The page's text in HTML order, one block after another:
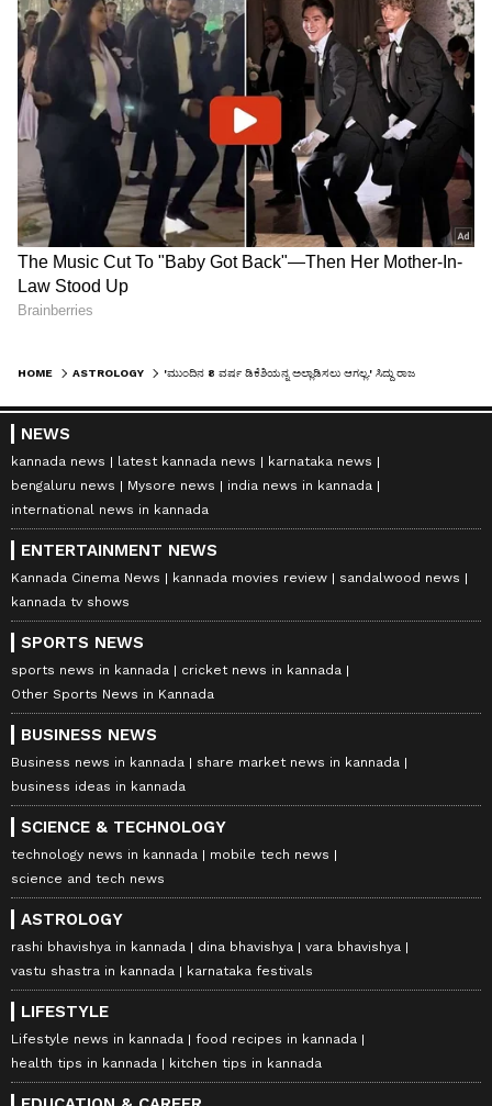
HOME ASTROLOGY
NEWS
kannada news latest kannada news
karnataka news
bengaluru news
Mysore news
india news in kannada
international news in kannada
ENTERTAINMENT NEWS
Kannada Cinema News kannada movies review
sandalwood news
kannada tv shows
SPORTS NEWS
sports news in kannada
cricket news in kannada
Other Sports News in Kannada
BUSINESS NEWS
Business news in kannada
share market news in kannada
business ideas in kannada
SCIENCE & TECHNOLOGY
technology news in kannada
mobile tech news
science and tech news
ASTROLOGY
rashi bhavishya in kannada dina bhavishya
vara bhavishya
vastu shastra in kannada
karnataka festivals
LIFESTYLE
Lifestyle news in kannada
food recipes in kannada
health tips in kannada
kitchen tips in kannada